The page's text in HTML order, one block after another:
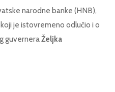
narodne banke (HNB),
je istovremeno odlučio i o
guverneraŽeljka